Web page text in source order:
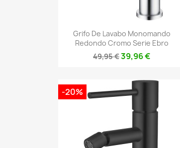
 Vista rápida
Grifo De Lavabo Monomando
Redondo Cromo Serie Ebro
49,95 €39,96 €
-20%